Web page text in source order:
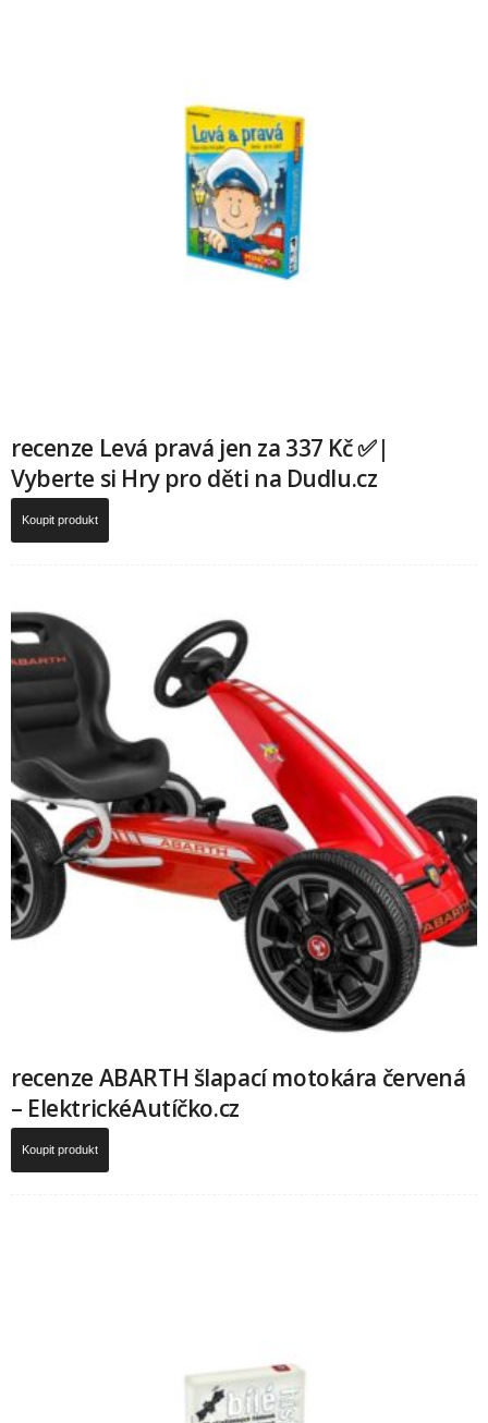
recenze Levá pravá jen za 337 Kč ✅|
Vyberte si Hry pro děti na Dudlu.cz
Koupit produkt
recenze ABARTH šlapací motokára červená
– ElektrickéAutíčko.cz
Koupit produkt